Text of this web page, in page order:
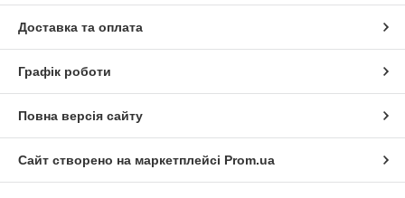
Доставка та оплата
Графік роботи
Повна версія сайту
Сайт створено на маркетплейсі Prom.ua